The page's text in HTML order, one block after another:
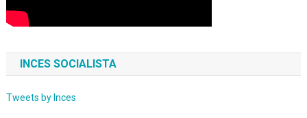
INCES SOCIALISTA
Tweets by Inces